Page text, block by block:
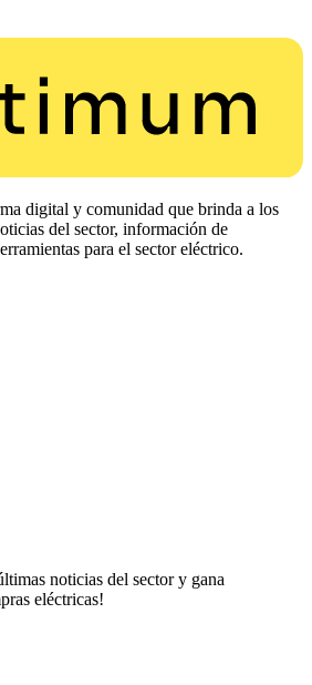
digital y comunidad que brinda a los
del sector, información de
para el sector eléctrico.
noticias del sector y gana
eléctricas!